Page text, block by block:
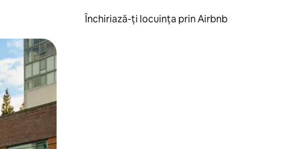
Închiriază-ți locuința prin Airbnb